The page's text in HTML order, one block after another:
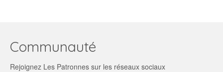
Communauté
Rejoignez Les Patronnes sur les réseaux sociaux